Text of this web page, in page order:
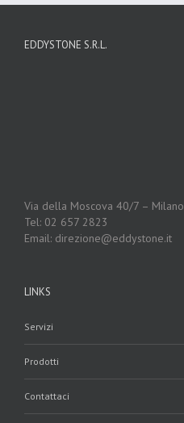
EDDYSTONE S.R.L.
Via della Moscova 40/7 – Milano
Tel: 02 657 2823
Email: direzione@eddystone.it
LINKS
Servizi
Prodotti
Contattaci